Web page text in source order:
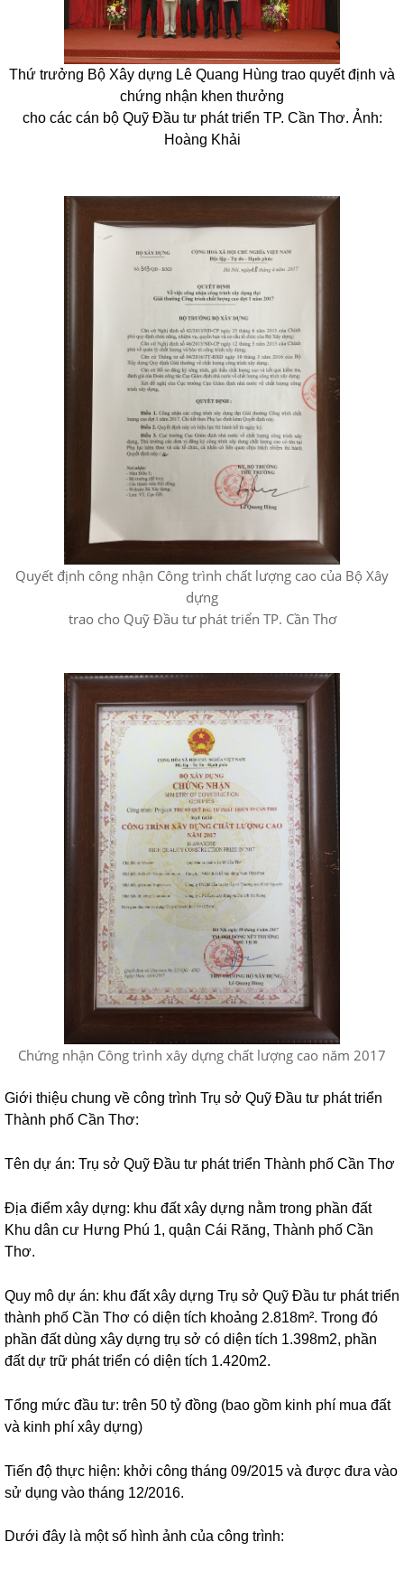
Thứ trưởng Bộ Xây dựng Lê Quang Hùng trao quyết định và
chứng nhận khen thưởng
cho các cán bộ Quỹ Đầu tư phát triển TP. Cần Thơ. Ảnh:
Hoàng Khải
Quyết định công nhận Công trình chất lượng cao của Bộ Xây
dựng
trao cho Quỹ Đầu tư phát triển TP. Cần Thơ
Chứng nhận Công trình xây dựng chất lượng cao năm 2017
Giới thiệu chung về công trình Trụ sở Quỹ Đầu tư phát triển
Thành phố Cần Thơ:
Tên dự án: Trụ sở Quỹ Đầu tư phát triển Thành phố Cần Thơ
Địa điểm xây dựng: khu đất xây dựng nằm trong phần đất
Khu dân cư Hưng Phú 1, quận Cái Răng, Thành phố Cần
Thơ.
Quy mô dự án: khu đất xây dựng Trụ sở Quỹ Đầu tư phát triển
thành phố Cần Thơ có diện tích khoảng 2.818m². Trong đó
phần đất dùng xây dựng trụ sở có diện tích 1.398m2, phần
đất dự trữ phát triển có diện tích 1.420m2.
Tổng mức đầu tư: trên 50 tỷ đồng (bao gồm kinh phí mua đất
và kinh phí xây dựng)
Tiến độ thực hiện: khởi công tháng 09/2015 và được đưa vào
sử dụng vào tháng 12/2016.
Dưới đây là một số hình ảnh của công trình: